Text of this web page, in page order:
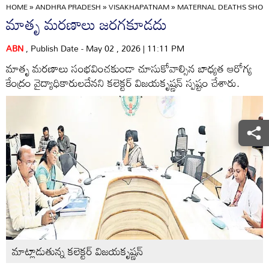
HOME»ANDHRA PRADESH»VISAKHAPATNAM»MATERNAL DEATHS
మాతృ మరణాలు జరగకూడదు
ABN, Publish Date - May 02 , 2026 | 11:11 PM
మాతృ మరణాలు సంభవించకుండా చూసుకోవాల్సిన బాధ్యత ఆరోగ్య
కేంద్రం వైద్యాధికారులదేనని కలెక్టర్‌ విజయకృష్ణన్‌ స్పష్టం చేశారు.
మాట్లాడుతున్న కలెక్టర్‌ విజయకృష్ణన్‌